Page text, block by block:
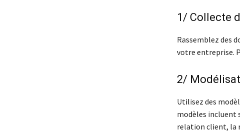
1/ Collecte
Rassemblez des
votre entreprise.
2/
Utilisez des
modèles incluent
relation client, la